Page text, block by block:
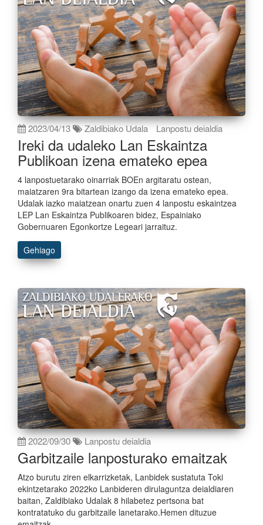
2023/04/13 Zaldibiako Udala Lanpostu deialdia
Ireki da udaleko Lan Eskaintza
Publikoan izena emateko epea
4 lanpostuetarako oinarriak BOEn argitaratu ostean,
maiatzaren 9ra bitartean izango da izena emateko epea.
Udalak iazko maiatzean onartu zuen 4 lanpostu eskaintzea
LEP Lan Eskaintza Publikoaren bidez, Espainiako
Gobernuaren Egonkortze Legeari jarraituz.
Gehiago
2022/09/30 Lanpostu deialdia
Garbitzaile lanposturako emaitzak
Atzo burutu ziren elkarrizketak, Lanbidek sustatuta Toki
ekintzetarako 2022ko Lanbideren dirulaguntza deialdiaren
baitan, Zaldibiako Udalak 8 hilabetez pertsona bat
kontratatuko du garbitzaile lanetarako.Hemen dituzue